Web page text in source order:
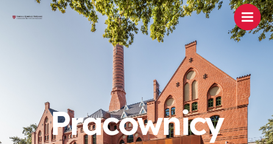
Main
Pracownicy